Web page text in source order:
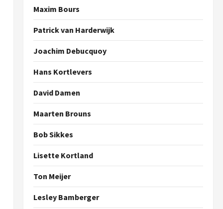
Maxim Bours
Patrick van Harderwijk
Joachim Debucquoy
Hans Kortlevers
David Damen
Maarten Brouns
Bob Sikkes
Lisette Kortland
Ton Meijer
Lesley Bamberger